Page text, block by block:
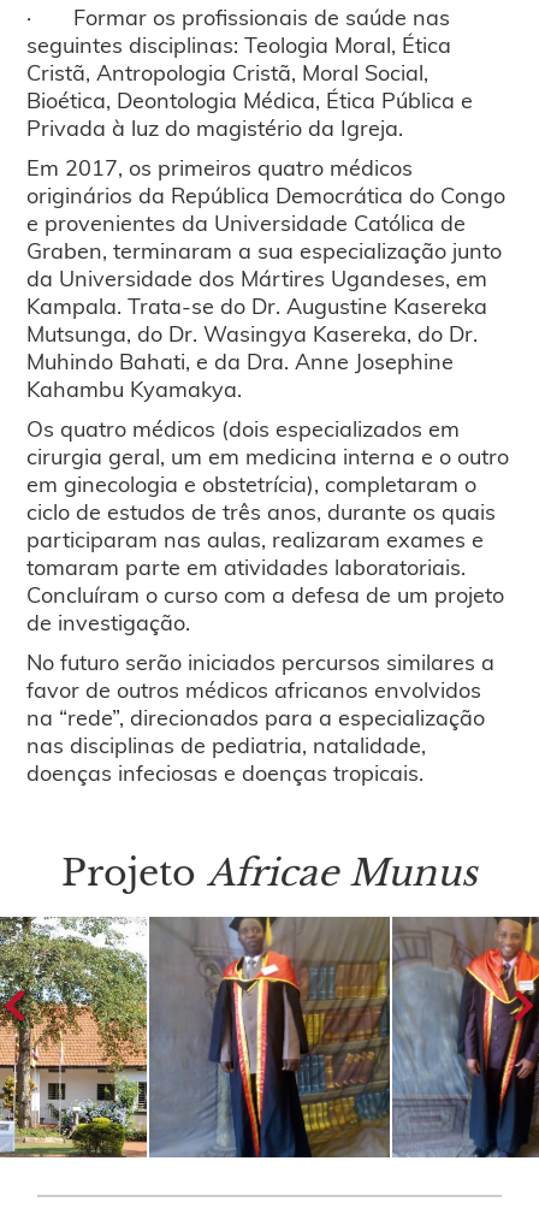
· Formar os profissionais de saúde nas
seguintes disciplinas: Teologia Moral, Ética
Cristã, Antropologia Cristã, Moral Social,
Bioética, Deontologia Médica, Ética Pública e
Privada à luz do magistério da Igreja.
Em 2017, os primeiros quatro médicos
originários da República Democrática do Congo
e provenientes da Universidade Católica de
Graben, terminaram a sua especialização junto
da Universidade dos Mártires Ugandeses, em
Kampala. Trata-se do Dr. Augustine Kasereka
Mutsunga, do Dr. Wasingya Kasereka, do Dr.
Muhindo Bahati, e da Dra. Anne Josephine
Kahambu Kyamakya.
Os quatro médicos (dois especializados em
cirurgia geral, um em medicina interna e o outro
em ginecologia e obstetrícia), completaram o
ciclo de estudos de três anos, durante os quais
participaram nas aulas, realizaram exames e
tomaram parte em atividades laboratoriais.
Concluíram o curso com a defesa de um projeto
de investigação.
No futuro serão iniciados percursos similares a
favor de outros médicos africanos envolvidos
na “rede”, direcionados para a especialização
nas disciplinas de pediatria, natalidade,
doenças infeciosas e doenças tropicais.
Projeto Africae Munus